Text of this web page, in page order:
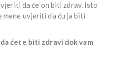
da će on biti zdrav. Isto
mene uvjeriti da ću ja biti
ćete biti zdravi dok vam